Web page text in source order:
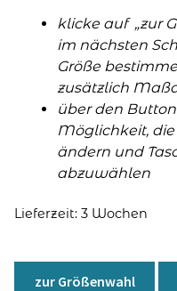
klicke auf „zur
im nächsten
Größe
zusätzlich
über den
Möglichkeit,
ändern und
abzuwählen
Lieferzeit: 3 Wochen
zur Größenwahl